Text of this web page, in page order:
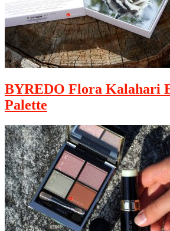
BYREDO Flora Kalahari
Palette